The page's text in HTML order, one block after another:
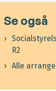
Se også
R2
Alle